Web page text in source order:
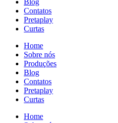
Contatos
Pretaplay
Curtas
Home
Sobre nós
Produções
Blog
Contatos
Pretaplay
Curtas
Home